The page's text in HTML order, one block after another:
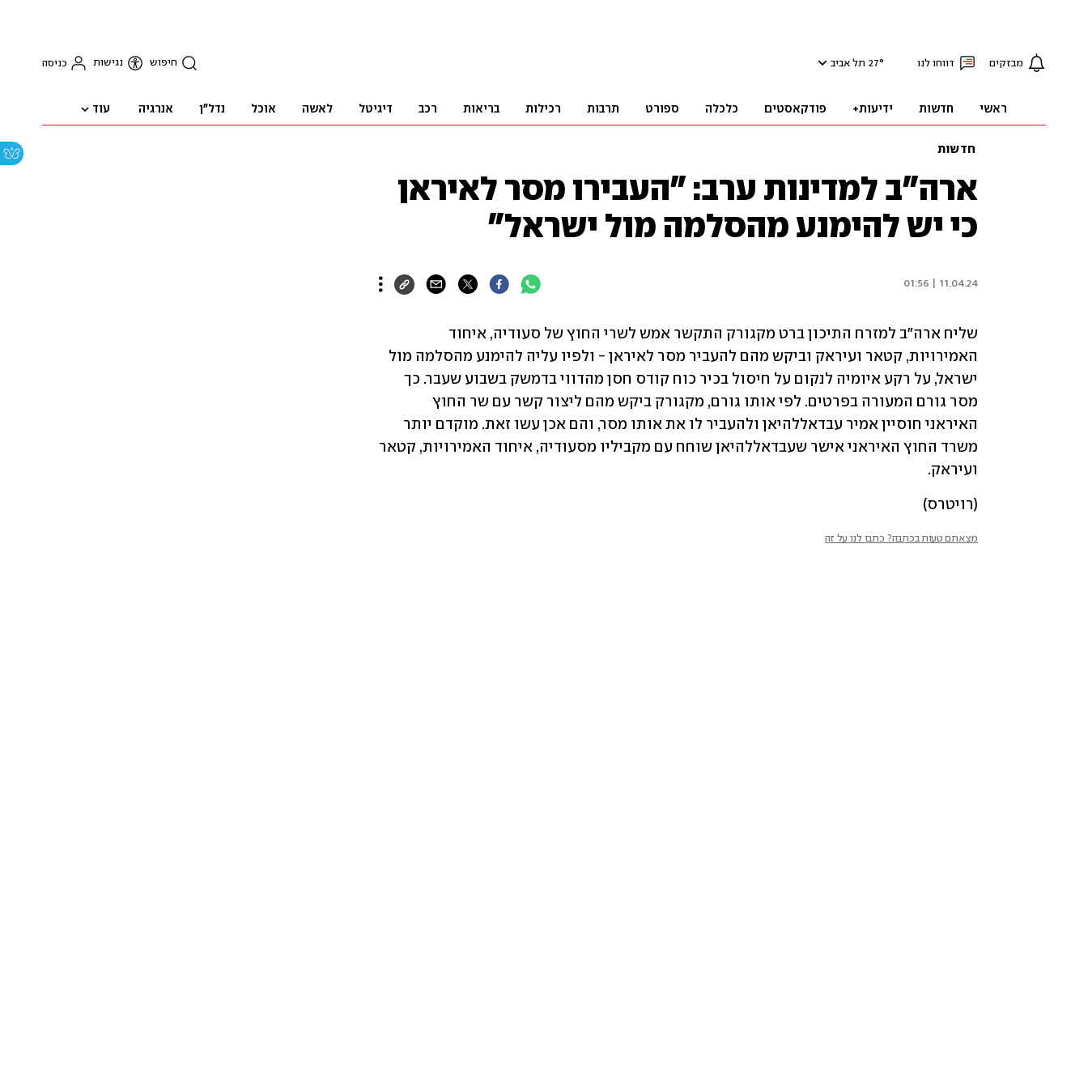
מבזקים דווחו לנו 27° תל אביב חיפוש נגישות כניסה
ראשי חדשות ידיעות+ פודקאסטים כלכלה ספורט תרבות רכילות בריאות רכב דיגיטל לאשה אוכל נדל"ן אנרגיה עוד
חדשות
ארה"ב למדינות ערב: "העבירו מסר לאיראן
כי יש להימנע מהסלמה מול ישראל"
11.04.24 | 01:56
ועיראק.
(רויטרס)
מצאתם טעות בכתבה? כתבו לנו על זה